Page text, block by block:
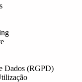
Dados (RGPD)